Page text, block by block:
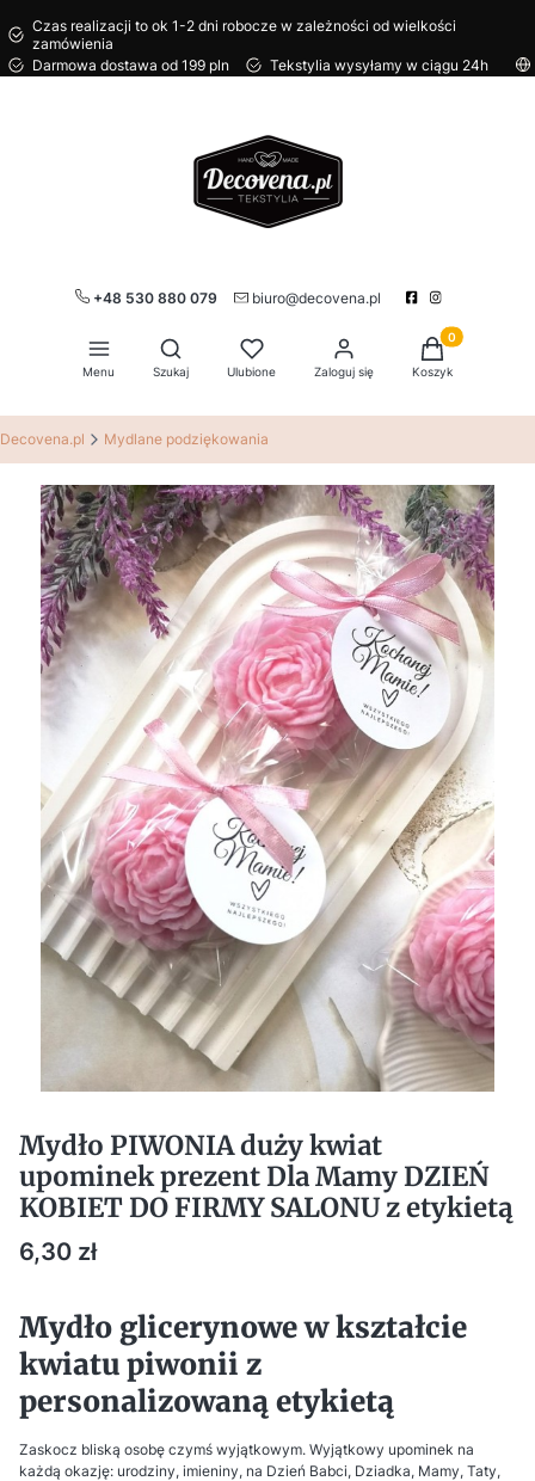
Czas realizacji to ok 1-2 dni robocze w zależności od wielkości
zamówienia
Darmowa dostawa od 199 pln
Tekstylia wysyłamy w ciągu 24h
+48 530 880 079 biuro@decovena.pl
Menu
Otwórz wyszukiwarkę
Szukaj Ulubione Zaloguj się
Produkty w
Koszyk
Decovena.pl Mydlane podziękowania
Mydło PIWONIA duży kwiat
upominek prezent Dla Mamy DZIEŃ
KOBIET DO FIRMY SALONU z etykietą
Cena
6,30 zł
Mydło glicerynowe w kształcie
kwiatu piwonii z
personalizowaną etykietą
Zaskocz bliską osobę czymś wyjątkowym. Wyjątkowy upominek na
każdą okazję: urodziny, imieniny, na Dzień Babci, Dziadka, Mamy, Taty,